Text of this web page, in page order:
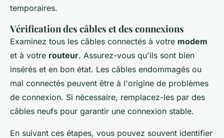
temporaires.
Vérification des câbles et des connexions
Examinez tous les câbles connectés à votre modem
et à votre routeur. Assurez-vous qu'ils sont bien
insérés et en bon état. Les câbles endommagés ou
mal connectés peuvent être à l'origine de problèmes
de connexion. Si nécessaire, remplacez-les par des
câbles neufs pour garantir une connexion stable.
En suivant ces étapes, vous pouvez souvent identifier